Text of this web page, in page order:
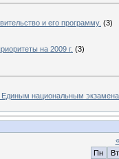
и его программу. (3)
на 2009 г. (3)
Единым национальным
«
Пн
Вт